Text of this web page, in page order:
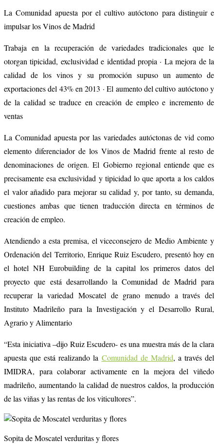
La Comunidad apuesta por el cultivo autóctono para distinguir e
impulsar los Vinos de Madrid
Trabaja en la recuperación de variedades tradicionales que le
otorgan tipicidad, exclusividad e identidad propia · La mejora de la
calidad de los vinos y su promoción supuso un aumento de
exportaciones del 43% en 2013 · El aumento del cultivo autóctono y
de la calidad se traduce en creación de empleo e incremento de
ventas
La Comunidad apuesta por las variedades autóctonas de vid como
elemento diferenciador de los Vinos de Madrid frente al resto de
denominaciones de origen. El Gobierno regional entiende que es
precisamente esa exclusividad y tipicidad lo que aporta a los caldos
el valor añadido para mejorar su calidad y, por tanto, su demanda,
cuestiones ambas que tienen traducción directa en términos de
creación de empleo.
Atendiendo a esta premisa, el viceconsejero de Medio Ambiente y
Ordenación del Territorio, Enrique Ruiz Escudero, presentó hoy en
el hotel NH Eurobuilding de la capital los primeros datos del
proyecto que está desarrollando la Comunidad de Madrid para
recuperar la variedad Moscatel de grano menudo a través del
Instituto Madrileño para la Investigación y el Desarrollo Rural,
Agrario y Alimentario
“Esta iniciativa –dijo Ruiz Escudero- es una muestra más de la clara
apuesta que está realizando la Comunidad de Madrid, a través del
IMIDRA, para colaborar activamente en la mejora del viñedo
madrileño, aumentando la calidad de nuestros caldos, la producción
de las viñas y las rentas de los viticultores”.
Sopita de Moscatel verduritas y flores